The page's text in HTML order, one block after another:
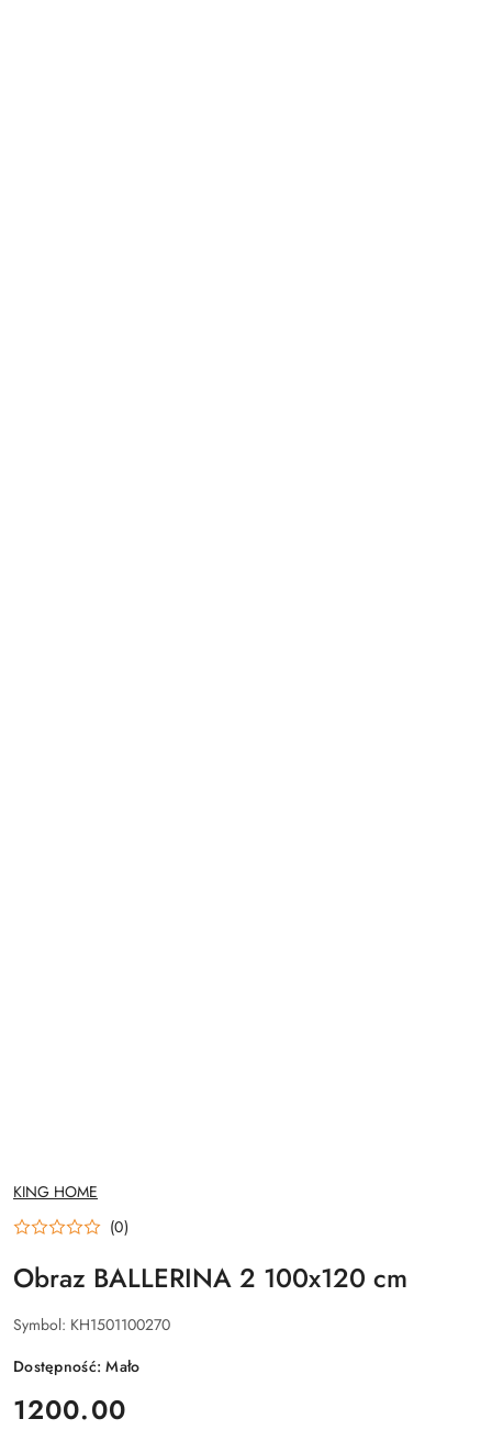
NAZWA
PRODUCENTA:
KING HOME
(0)
Obraz BALLERINA 2 100x120 cm
Symbol: KH1501100270
Dostępność:Mało
cena:
1200.00